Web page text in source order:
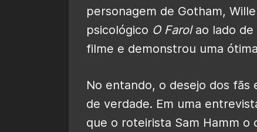
personagem de Gotham,
psicológico O Farolao lado de
filme e demonstrou uma
No entando, o desejo dos
de verdade. Em uma
que o roteirista Sam Hamm